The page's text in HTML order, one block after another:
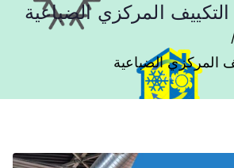
المركزي الضباعية
المركزي الضباعية